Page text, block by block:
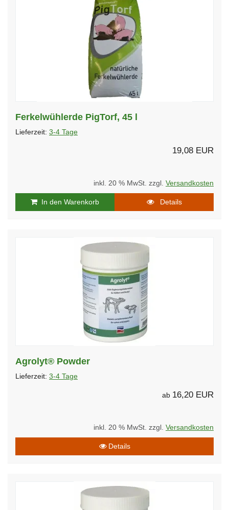
Ferkelwühlerde PigTorf, 45 l
Lieferzeit: 3-4 Tage
19,08 EUR
inkl. 20 % MwSt. zzgl. Versandkosten
In den Warenkorb Details
Agrolyt® Powder
Lieferzeit: 3-4 Tage
ab 16,20 EUR
inkl. 20 % MwSt. zzgl. Versandkosten
Details